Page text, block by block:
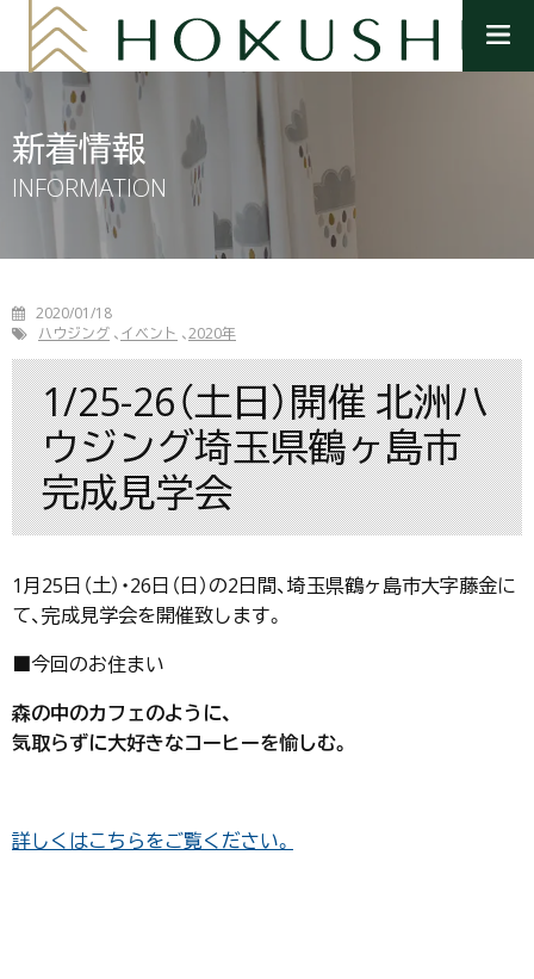
ニ
新着情報
INFORMATION
2020/01/18
ハウジング イベント 2020年
1/25-26（土日）開催 北洲ハ
ウジング埼玉県鶴ヶ島市
完成見学会
1月25日（土）・26日（日）の2日間、埼玉県鶴ヶ島市大字藤金に
て、完成見学会を開催致します。
■今回のお住まい
森の中のカフェのように、
気取らずに大好きなコーヒーを愉しむ。
詳しくはこちらをご覧ください。